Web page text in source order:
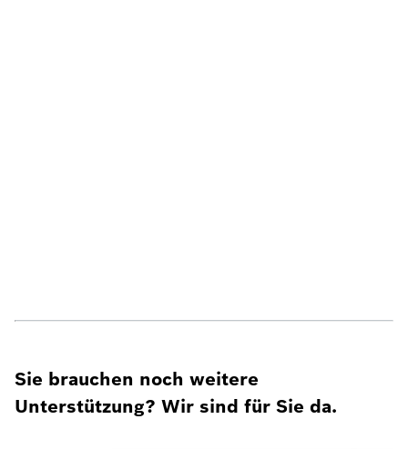
Sie brauchen noch weitere
Unterstützung? Wir sind für Sie da.